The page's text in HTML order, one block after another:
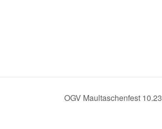
OGV Maultaschenfest 10.23